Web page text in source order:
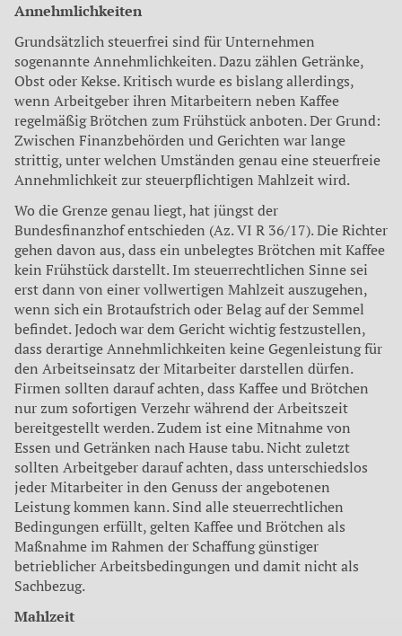
Annehmlichkeiten
Grundsätzlich steuerfrei sind für Unternehmen
sogenannte Annehmlichkeiten. Dazu zählen Getränke,
Obst oder Kekse. Kritisch wurde es bislang allerdings,
wenn Arbeitgeber ihren Mitarbeitern neben Kaffee
regelmäßig Brötchen zum Frühstück anboten. Der Grund:
Zwischen Finanzbehörden und Gerichten war lange
strittig, unter welchen Umständen genau eine steuerfreie
Annehmlichkeit zur steuerpflichtigen Mahlzeit wird.
Wo die Grenze genau liegt, hat jüngst der
Bundesfinanzhof entschieden (Az. VI R 36/17). Die Richter
gehen davon aus, dass ein unbelegtes Brötchen mit Kaffee
kein Frühstück darstellt. Im steuerrechtlichen Sinne sei
erst dann von einer vollwertigen Mahlzeit auszugehen,
wenn sich ein Brotaufstrich oder Belag auf der Semmel
befindet. Jedoch war dem Gericht wichtig festzustellen,
dass derartige Annehmlichkeiten keine Gegenleistung für
den Arbeitseinsatz der Mitarbeiter darstellen dürfen.
Firmen sollten darauf achten, dass Kaffee und Brötchen
nur zum sofortigen Verzehr während der Arbeitszeit
bereitgestellt werden. Zudem ist eine Mitnahme von
Essen und Getränken nach Hause tabu. Nicht zuletzt
sollten Arbeitgeber darauf achten, dass unterschiedslos
jeder Mitarbeiter in den Genuss der angebotenen
Leistung kommen kann. Sind alle steuerrechtlichen
Bedingungen erfüllt, gelten Kaffee und Brötchen als
Maßnahme im Rahmen der Schaffung günstiger
betrieblicher Arbeitsbedingungen und damit nicht als
Sachbezug.
Mahlzeit